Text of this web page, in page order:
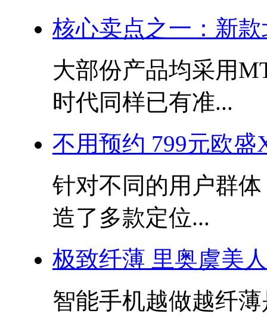
核心卖点之一：新
大部份产品均采用
时代同样已有准...
不用预约 799元欧
针对不同的用户群
造了多款定位...
极致纤薄 里奥虞美
智能手机越做越纤